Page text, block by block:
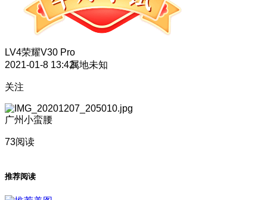
LV4荣耀V30 Pro
2021-01-8 13:42属地未知
关注
广州小蛮腰
73阅读
推荐阅读